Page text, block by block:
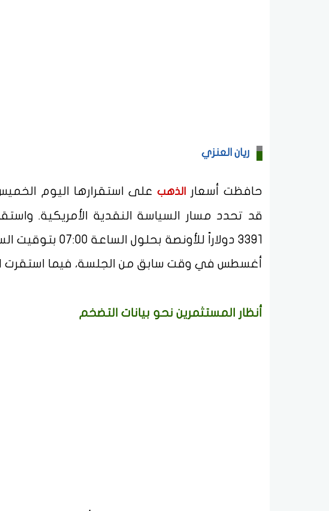
ريان العنزي
حافظت أسعار الذهبعلى استقرارها اليوم
قد تحدد مسار السياسة النقدية الأمريكية.
أغسطس في وقت سابق من الجلسة، فيما استقرت العقود
أنظار المستثمرين نحو بيانات التضخم